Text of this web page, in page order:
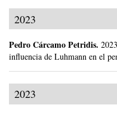
2023
Pedro Cárcamo Petridis. 2023
influencia de Luhmann en el
2023